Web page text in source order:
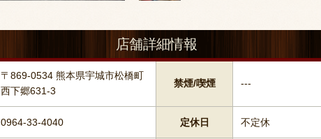
店舗詳細情報
〒869-0534 熊本県宇城市松橋町
西下郷631-3
禁煙/喫煙 ---
0964-33-4040 定休日 不定休